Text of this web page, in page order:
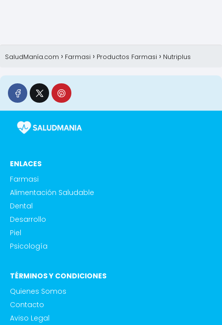
SaludManía.com Farmasi Productos Farmasi Nutriplus
ENLACES
Farmasi
Alimentación Saludable
Dental
Desarrollo
Piel
Psicología
TÉRMINOS Y CONDICIONES
Quienes Somos
Contacto
Aviso Legal